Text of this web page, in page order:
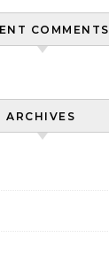
COMMENTS
ARCHIVES